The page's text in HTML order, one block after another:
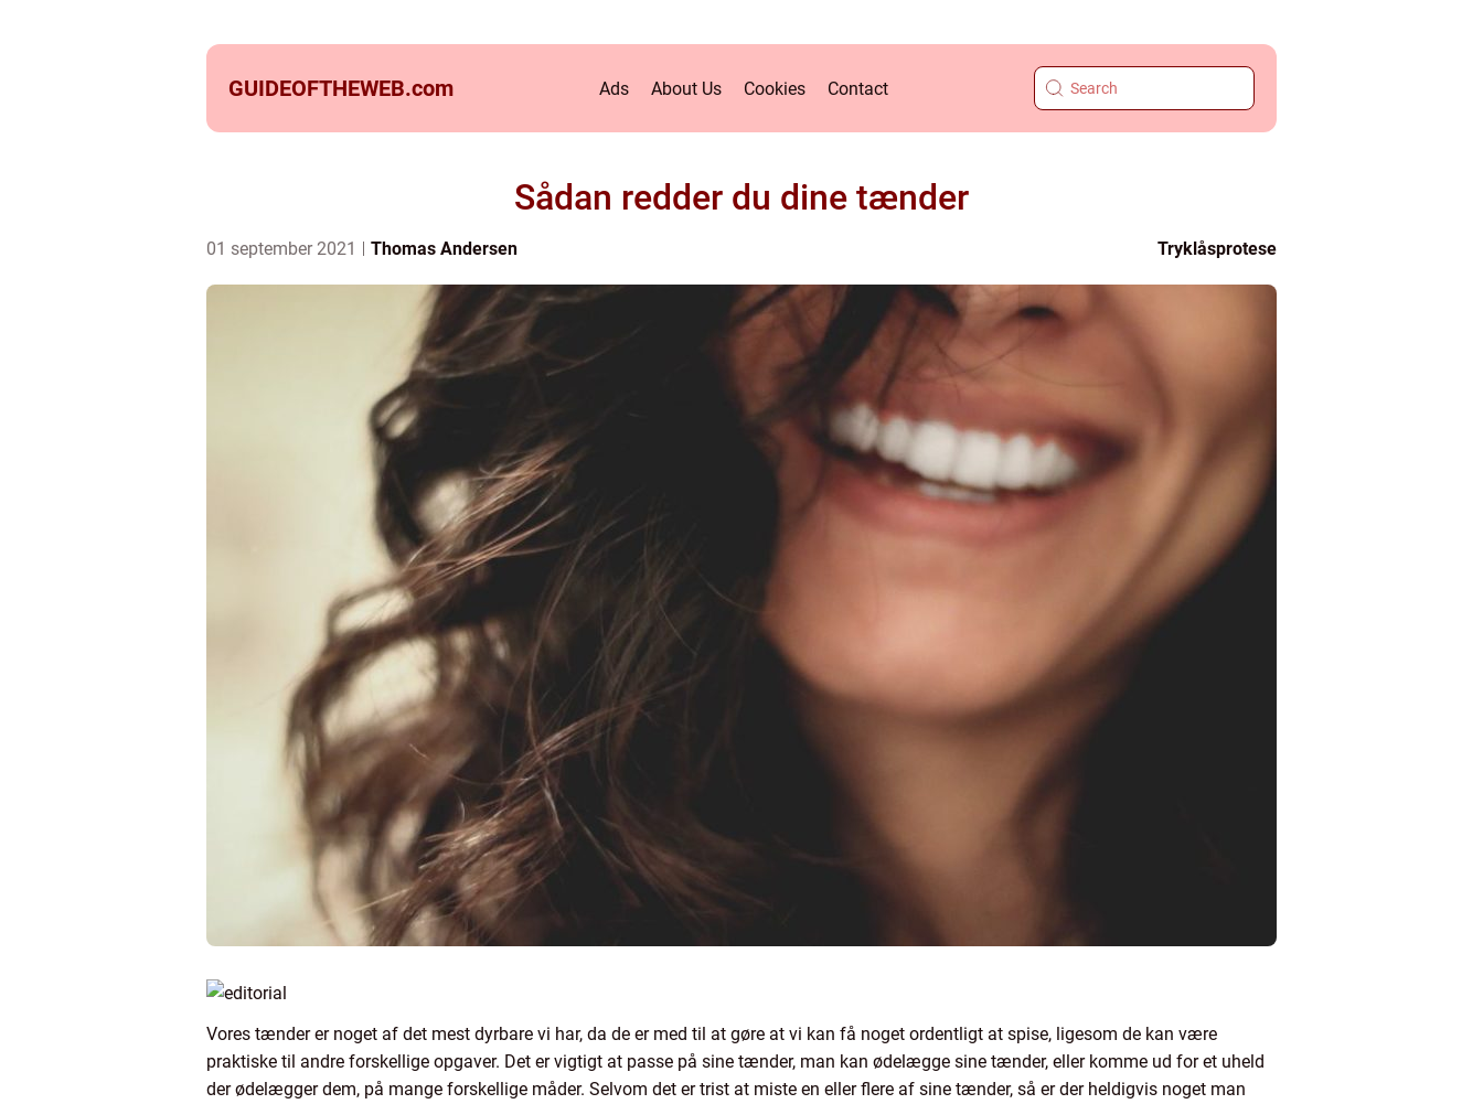
GUIDEOFTHEWEB.com Ads About Us Cookies Contact
Sådan redder du dine tænder
01 september 2021 Thomas Andersen Tryklåsprotese
Vores tænder er noget af det mest dyrbare vi har, da de er med til at gøre at vi kan få noget ordentligt at spise, ligesom de kan være
praktiske til andre forskellige opgaver. Det er vigtigt at passe på sine tænder, man kan ødelægge sine tænder, eller komme ud for et uheld
der ødelægger dem, på mange forskellige måder. Selvom det er trist at miste en eller flere af sine tænder, så er der heldigvis noget man